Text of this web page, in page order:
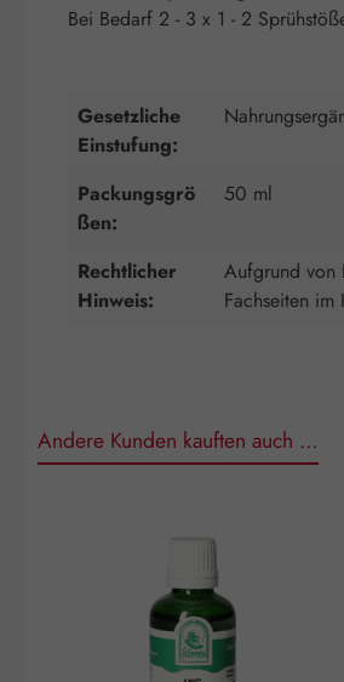
Bei Bedarf 2 - 3 x 1 - 2
Gesetzliche
Einstufung:
Packungsgrö
ßen:
50 ml
Rechtlicher
Hinweis:
Aufgrund von
Fachseiten
Andere Kunden kauften auch …